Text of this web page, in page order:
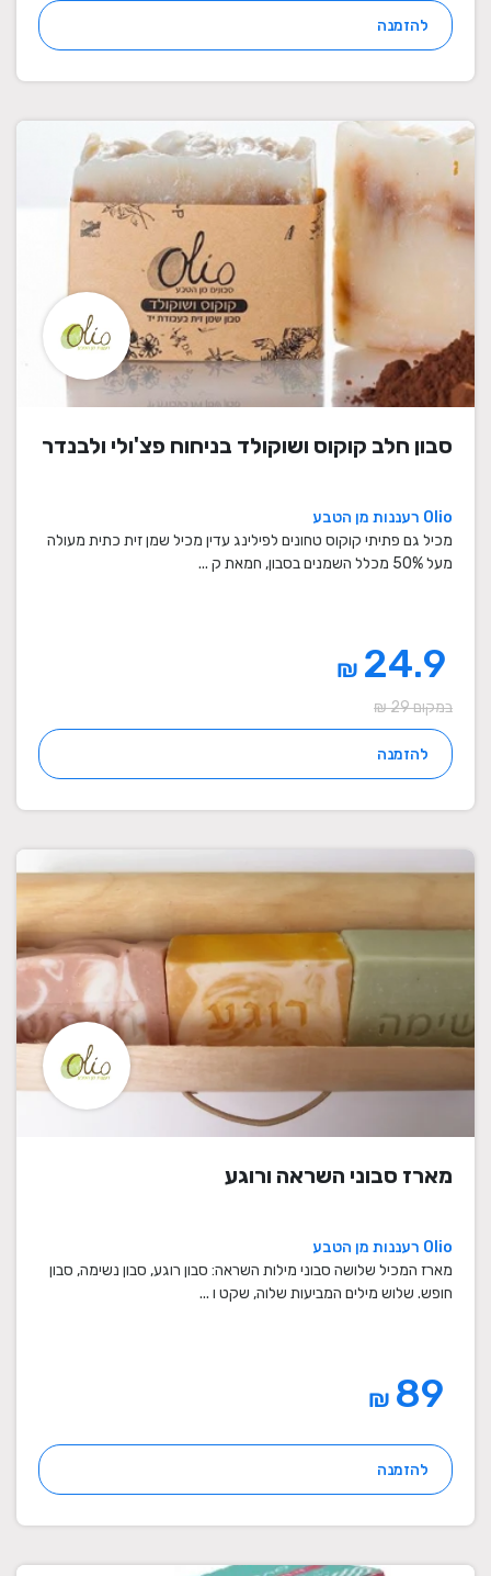
להזמנה
סבון חלב קוקוס ושוקולד בניחוח פצ'ולי ולבנדר
Olio רעננות מן הטבע
מכיל גם פתיתי קוקוס טחונים לפילינג עדין מכיל שמן זית כתית מעולה
מעל 50% מכלל השמנים בסבון, חמאת ק ...
24.9
₪
במקום 29 ₪
להזמנה
מארז סבוני השראה ורוגע
Olio רעננות מן הטבע
מארז המכיל שלושה סבוני מילות השראה: סבון רוגע, סבון נשימה, סבון
חופש. שלוש מילים המביעות שלוה, שקט ו ...
₪
להזמנה